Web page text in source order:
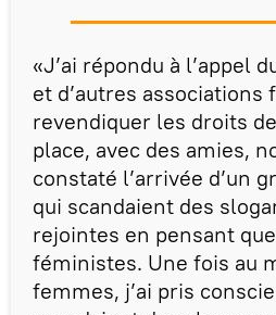
«J’ai répondu à l’appel
et d’autres
revendiquer les droits
place, avec des amies,
constaté l’arrivée d’un
qui scandaient des
rejointes en pensant
féministes. Une fois au
femmes, j’ai pris